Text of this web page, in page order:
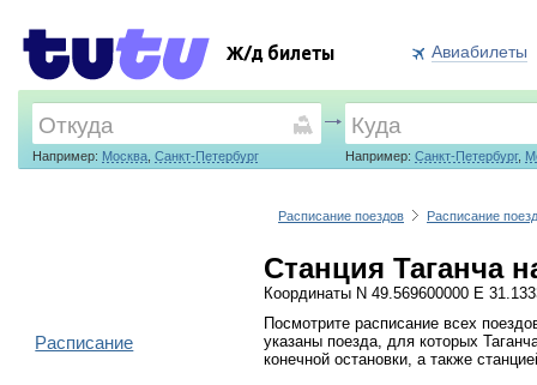
Ж/д билеты Авиабилеты
Например: Москва, Санкт-Петербург Например: Санкт-Петербург,
Расписание поездов Расписание
Станция Таганча
Координаты N 49.569600000 E
Посмотрите расписание всех
указаны поезда, для которых
конечной остановки, а также
Расписание